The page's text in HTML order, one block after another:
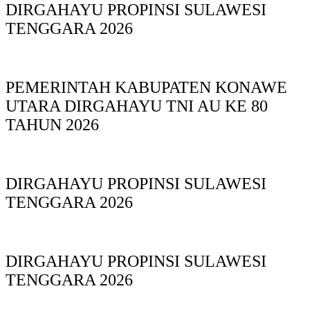
DIRGAHAYU PROPINSI SULAWESI
TENGGARA 2026
PEMERINTAH KABUPATEN KONAWE
UTARA DIRGAHAYU TNI AU KE 80
TAHUN 2026
DIRGAHAYU PROPINSI SULAWESI
TENGGARA 2026
DIRGAHAYU PROPINSI SULAWESI
TENGGARA 2026